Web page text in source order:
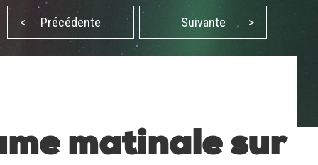
< Précédente Suivante >
matinale sur